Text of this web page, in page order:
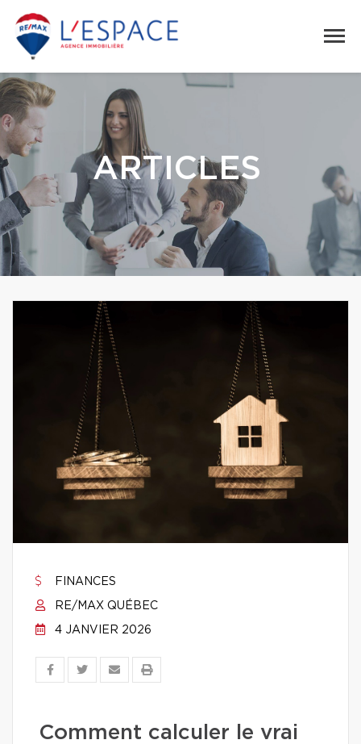
ARTICLES
FINANCES
RE/MAX QUÉBEC
4 JANVIER 2026
Comment calculer le vrai